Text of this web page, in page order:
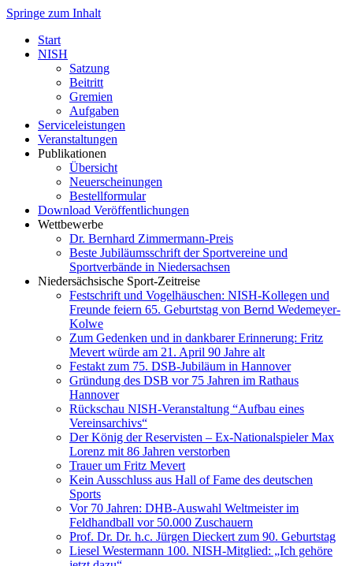
Springe zum Inhalt
Start
NISH
Satzung
Beitritt
Gremien
Aufgaben
Serviceleistungen
Veranstaltungen
Publikationen
Übersicht
Neuerscheinungen
Bestellformular
Download Veröffentlichungen
Wettbewerbe
Dr. Bernhard Zimmermann-Preis
Beste Jubiläumsschrift der Sportvereine und
Sportverbände in Niedersachsen
Niedersächsische Sport-Zeitreise
Festschrift und Vogelhäuschen: NISH-Kollegen und
Freunde feiern 65. Geburtstag von Bernd Wedemeyer-
Kolwe
Zum Gedenken und in dankbarer Erinnerung: Fritz
Mevert würde am 21. April 90 Jahre alt
Festakt zum 75. DSB-Jubiläum in Hannover
Gründung des DSB vor 75 Jahren im Rathaus
Hannover
Rückschau NISH-Veranstaltung “Aufbau eines
Vereinsarchivs“
Der König der Reservisten – Ex-Nationalspieler Max
Lorenz mit 86 Jahren verstorben
Trauer um Fritz Mevert
Kein Ausschluss aus Hall of Fame des deutschen
Sports
Vor 70 Jahren: DHB-Auswahl Weltmeister im
Feldhandball vor 50.000 Zuschauern
Prof. Dr. Dr. h.c. Jürgen Dieckert zum 90. Geburtstag
Liesel Westermann 100. NISH-Mitglied: „Ich gehöre